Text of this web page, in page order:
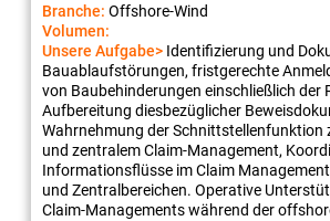
Branche: Offshore-Wind
Volumen:
Unsere Aufgabe> Identifizierung und
Bauablaufstörungen, fristgerechte
von Baubehinderungen einschließlich der
Aufbereitung diesbezüglicher
Wahrnehmung der Schnittstellenfunktion
und zentralem Claim-Management,
Informationsflüsse im Claim
und Zentralbereichen. Operative
Claim-Managements während der